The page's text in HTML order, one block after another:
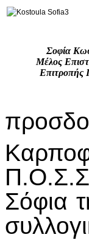
Σοφία
Μέλος
Σόφια